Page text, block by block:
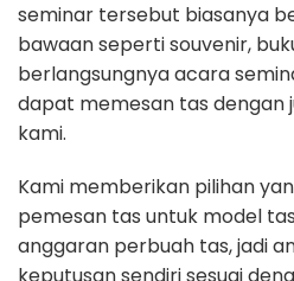
seminar tersebut biasanya
bawaan seperti souvenir,
berlangsungnya acara
dapat memesan tas dengan
kami.
Kami memberikan pilihan
pemesan tas untuk model
anggaran perbuah tas, jadi